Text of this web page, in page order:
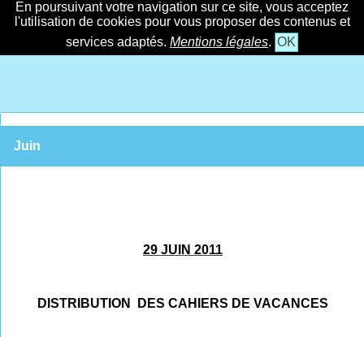
En poursuivant votre navigation sur ce site, vous acceptez
l'utilisation de cookies pour vous proposer des contenus et
services adaptés. Mentions légales. OK
Juin
29 JUIN 2011
DISTRIBUTION DES CAHIERS DE VACANCES